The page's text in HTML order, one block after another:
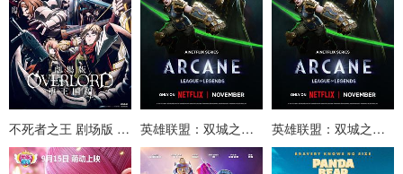
不死者之王 剧场版 圣王国篇 英雄联盟：双城之战第二季英语 英雄联盟：双城之战第二季